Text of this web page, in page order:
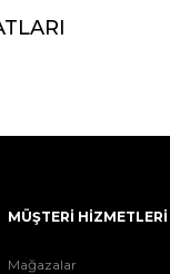
MÜŞTERİ HİZMETLERİ
Mağazalar